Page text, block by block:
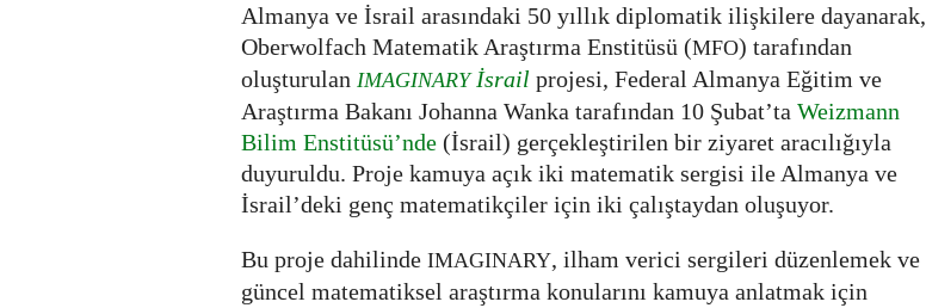
Almanya ve İsrail arasındaki 50 yıllık diplomatik ilişkilere dayanarak,
Oberwolfach Matematik Araştırma Enstitüsü (MFO) tarafından
oluşturulan IMAGINARYİsrail projesi, Federal Almanya Eğitim ve
Araştırma Bakanı Johanna Wanka tarafından 10 Şubat’ta Weizmann
Bilim Enstitüsü’nde (İsrail) gerçekleştirilen bir ziyaret aracılığıyla
duyuruldu. Proje kamuya açık iki matematik sergisi ile Almanya ve
İsrail’deki genç matematikçiler için iki çalıştaydan oluşuyor.
Bu proje dahilinde IMAGINARY, ilham verici sergileri düzenlemek ve
güncel matematiksel araştırma konularını kamuya anlatmak için